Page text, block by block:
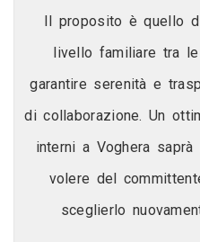
Il proposito è quello
livello familiare tra
garantire serenità e
di collaborazione. Un
interni a Voghera
volere del
sceglierlo